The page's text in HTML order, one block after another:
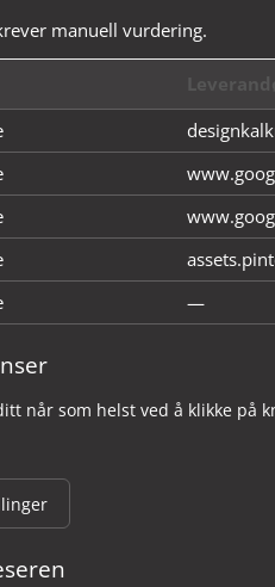
manuell vurdering.
—
når som helst ved å klikke